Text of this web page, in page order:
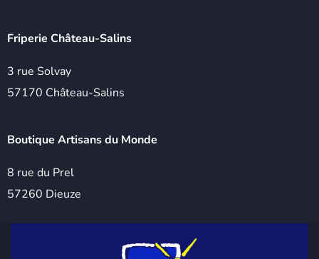
Friperie Château-Salins
3 rue Solvay
57170 Château-Salins
Boutique Artisans du Monde
8 rue du Prel
57260 Dieuze